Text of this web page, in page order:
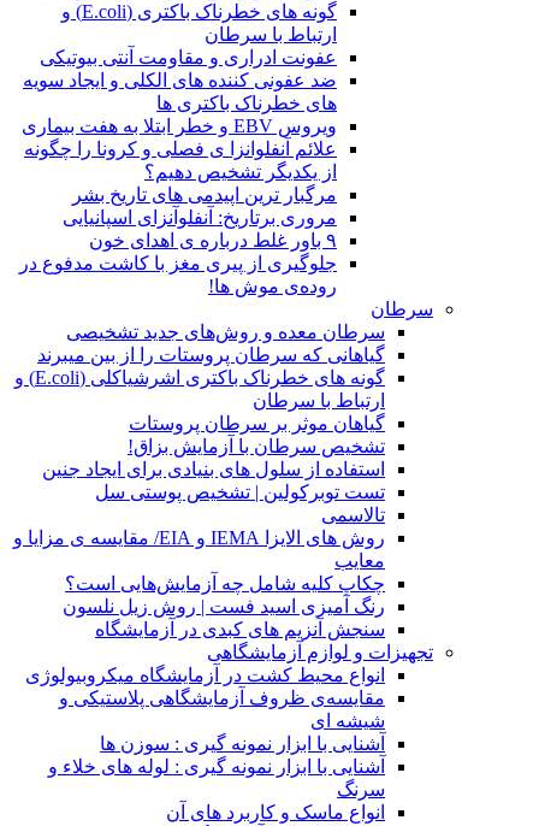
گونه های خطرناک باکتری (E.coli) و
ارتباط با سرطان
عفونت ادراری و مقاومت آنتی بیوتیکی
ضد عفونی کننده های الکلی و ایجاد سویه
های خطرناک باکتری ها
ویروس EBV و خطر ابتلا به هفت بیماری
علائم آنفلوانزا ی فصلی و کرونا را چگونه
از یکدیگر تشخیص دهیم؟
مرگبار ترین اپیدمی های تاریخ بشر
مروری برتاریخ: آنفلوآنزای اسپانیایی
۹ باور غلط درباره ی اهدای خون
جلوگیری از پیری مغز با کاشت مدفوع در
روده‌ی موش ها!
سرطان
سرطان معده و روش‌های جدید تشخیصی
گیاهانی که سرطان پروستات را از بین میبرند
گونه های خطرناک باکتری اشرشیاکلی (E.coli) و
ارتباط با سرطان
گیاهان موثر بر سرطان پروستات
تشخیص سرطان با آزمایش بزاق!
استفاده از سلول های بنیادی برای ایجاد جنین
تست توبرکولین | تشخیص پوستی سل
تالاسمی
روش های الایزا IEMA و EIA/ مقایسه ی مزایا و
معایب
چکاپ کلیه شامل چه آزمایش‌هایی است؟
رنگ آمیزی اسید فست | روش زیل نلسون
سنجش آنزیم های کبدی در آزمایشگاه
تجهیزات و لوازم آزمایشگاهی
انواع محیط کشت در آزمایشگاه میکروبیولوژی
مقایسه‌ی ظروف آزمایشگاهی پلاستیکی و
شیشه ای
آشنایی با ابزار نمونه گیری : سوزن ها
آشنایی با ابزار نمونه گیری : لوله های خلاء و
سرنگ
انواع ماسک و کاربرد های آن